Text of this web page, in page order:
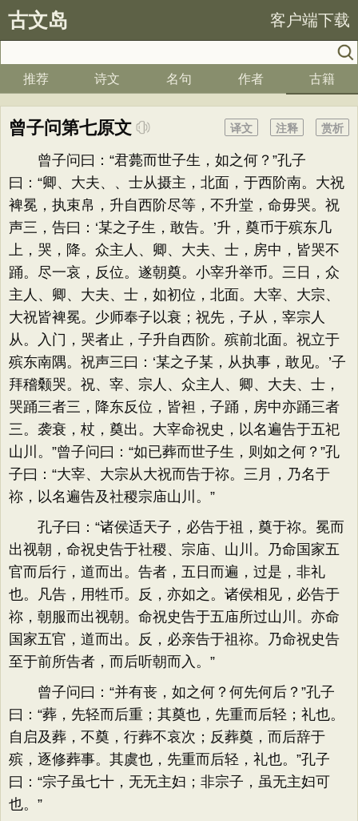
古文岛 客户端下载
推荐 诗文 名句 作者 古籍
曾子问第七原文 赏析
注释
译文
曾子问曰：“君薨而世子生，如之何？”孔子
曰：“卿、大夫、、士从摄主，北面，于西阶南。大祝
裨冕，执束帛，升自西阶尽等，不升堂，命毋哭。祝
声三，告曰：‘某之子生，敢告。’升，奠币于殡东几
上，哭，降。众主人、卿、大夫、士，房中，皆哭不
踊。尽一哀，反位。遂朝奠。小宰升举币。三日，众
主人、卿、大夫、士，如初位，北面。大宰、大宗、
大祝皆裨冕。少师奉子以衰；祝先，子从，宰宗人
从。入门，哭者止，子升自西阶。殡前北面。祝立于
殡东南隅。祝声三曰：‘某之子某，从执事，敢见。’子
拜稽颡哭。祝、宰、宗人、众主人、卿、大夫、士，
哭踊三者三，降东反位，皆袒，子踊，房中亦踊三者
三。袭衰，杖，奠出。大宰命祝史，以名遍告于五祀
山川。”曾子问曰：“如已葬而世子生，则如之何？”孔
子曰：“大宰、大宗从大祝而告于祢。三月，乃名于
祢，以名遍告及社稷宗庙山川。”
孔子曰：“诸侯适天子，必告于祖，奠于祢。冕而
出视朝，命祝史告于社稷、宗庙、山川。乃命国家五
官而后行，道而出。告者，五日而遍，过是，非礼
也。凡告，用牲币。反，亦如之。诸侯相见，必告于
祢，朝服而出视朝。命祝史告于五庙所过山川。亦命
国家五官，道而出。反，必亲告于祖祢。乃命祝史告
至于前所告者，而后听朝而入。”
曾子问曰：“并有丧，如之何？何先何后？”孔子
曰：“葬，先轻而后重；其奠也，先重而后轻；礼也。
自启及葬，不奠，行葬不哀次；反葬奠，而后辞于
殡，逐修葬事。其虞也，先重而后轻，礼也。”孔子
曰：“宗子虽七十，无无主妇；非宗子，虽无主妇可
也。”